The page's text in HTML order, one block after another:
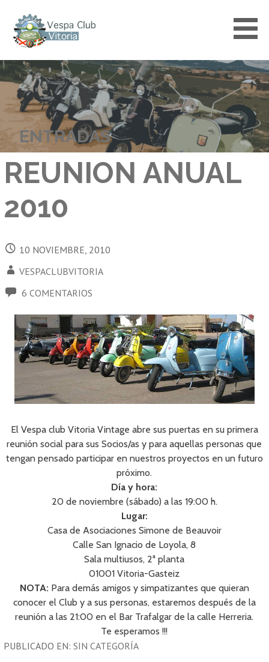
contenido
VESPACLUBVITORIA
ENTRADAS
REUNION ANUAL
2010
10 NOVIEMBRE, 2010
VESPACLUBVITORIA
6 COMENTARIOS
El Vespa club Vitoria Vintage abre sus puertas en su primera
reunión social para sus Socios/as y para aquellas personas que
tengan pensado participar en nuestros proyectos en un futuro
próximo.
Día y hora:
20 de noviembre (sábado) a las 19:00 h.
Lugar:
Casa de Asociaciones Simone de Beauvoir
Calle San Ignacio de Loyola, 8
Sala multiusos, 2ª planta
01001 Vitoria-Gasteiz
NOTA: Para demás amigos y simpatizantes que quieran
conocer el Club y a sus personas, estaremos después de la
reunión a las 21:00 en el Bar Trafalgar de la calle Herreria.
Te esperamos !!!
PUBLICADO EN:SIN CATEGORÍA